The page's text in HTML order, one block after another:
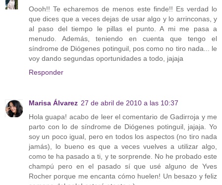
Oooh!! Te echaremos de menos este finde!! Es verdad lo
que dices que a veces dejas de usar algo y lo arrinconas, y
al paso del tiempo le pillas el punto. A mi me pasa a
menudo. Además, teniendo en cuenta que tengo el
síndrome de Diógenes potinguil, pos como no tiro nada... le
voy dando segundas oportunidades a todo, jajaja
Responder
Marisa Álvarez 27 de abril de 2010 a las 10:37
Hola guapa! acabo de leer el comentario de Gadirroja y me
parto con lo de síndrome de Diógenes potinguil, jajaja. Yo
soy un poco igual, pero en todos los aspectos (no tiro nada
jamás), lo bueno es que a veces vuelves a utilizar algo,
como te ha pasado a ti, y te sorprende. No he probado este
champú pero en el pasado sí que usé alguno de Yves
Rocher porque me encanta cómo huelen! Un besazo y feliz